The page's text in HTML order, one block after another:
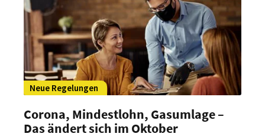
Neue Regelungen
Corona, Mindestlohn, Gasumlage –
Das ändert sich im Oktober